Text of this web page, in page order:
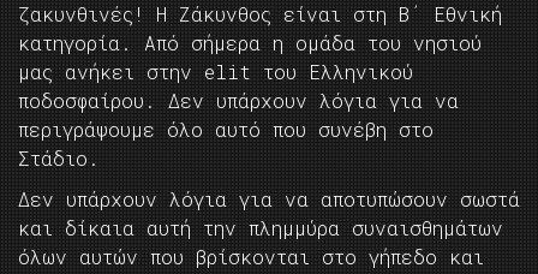
ζακυνθινές! Η Ζάκυνθος είναι στη Β΄ Εθνική
κατηγορία. Από σήμερα η ομάδα του νησιού
μας ανήκει στην elit του Ελληνικού
ποδοσφαίρου. Δεν υπάρχουν λόγια για να
περιγράψουμε όλο αυτό που συνέβη στο
Στάδιο.
Δεν υπάρχουν λόγια για να αποτυπώσουν σωστά
και δίκαια αυτή την πλημμύρα συναισθημάτων
όλων αυτών που βρίσκονται στο γήπεδο και